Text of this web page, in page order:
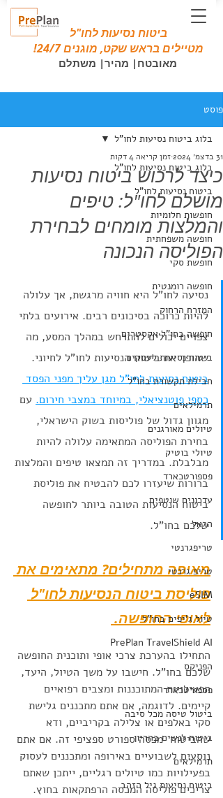
ביטוח נסיעות לחו"ל
מטיילים בראש שקט, מוגנים 24/7!
מאובטח| מהיר| משתלם
פוסט
בלוג ביטוח נסיעות לחו"ל
ביטוח נסיעות לחו"ל
חופשות חלומיות
חופשה משפחתית
חופשת סקי
חופשה רומנטית
המזרח הרחוק
חופשה בחו"ל אקסטרים
ביטוח נסיעות לעסקים
חבילת תקשורת בחו"ל
תרמילאים
טיולים מאורגנים
טיולי בוטיק
פספורטכארד
עדכונים שוטפים
הראל
טריפגרנטי
טריפ גרנטי
eSIM
טיול ג'יפים בחו"ל
PrePlan TravelShield AI
הפניקס
פספורטכארד
ביטול טיסה מכל סיבה
ביטוח לנשים בהריון
תרמילאים
ביטוח נסיעות גיל הזהב
בלוג ביטוח נסיעות לחו"ל
כיצד לרכוש ביטוח נסיעות
מושלם לחו"ל: טיפים
והמלצות מומחים לבחירת
הפוליסה הנכונה
31 בדצמ׳ 2024 זמן קריאה 4 דקות
נסיעה לחו"ל היא חוויה מרגשת, אך עלולה
להיות כרוכה בסיכונים רבים. אירועים בלתי
צפויים יכולים להתרחש במהלך המסע, מה
שהופך את ביטוח הנסיעות לחו"ל לחיוני.
ביטוח נסיעות לחו"ל מגן עליך מפני הפסד
כספי פוטנציאלי, במיוחד במצבי חירום. עם
מגוון גדול של פוליסות בשוק הישראלי,
בחירת הפוליסה המתאימה עלולה להיות
מבלבלת. במדריך זה תמצאו טיפים והמלצות
ברורות שיעזרו לכם להבטיח את פוליסת
ביטוח הנסיעות הטובה ביותר לחופשה
שלכם בחו"ל.
מאיפה מתחילים? מתאימים את
פוליסת ביטוח הנסיעות לחו"ל
לאופי החופשה.
התחילו בהערכת צרכי אופי ותוכנית החופשה
שלכם בחו"ל. חישבו על משך הטיול, היעד,
הפעילויות המתוכננות ומצבים רפואיים
קיימים. לדוגמה, אם אתם מתכננים גלישת
סקי באלפים או צלילה בקריביים, ודא
שהביטוח  מכסה ספורט ספציפי זה. אם אתם
נוסעים לשבועיים באירופה ומתכננים לעסוק
בפעילויות כמו טיולים רגליים, ייתכן שאתם
צריכים פוליסה המכסה הרפתקאות בחוץ.